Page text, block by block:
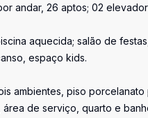
andar, 26 aptos; 02
aquecida; salão de
espaço kids.
ambientes, piso
de serviço, quarto e